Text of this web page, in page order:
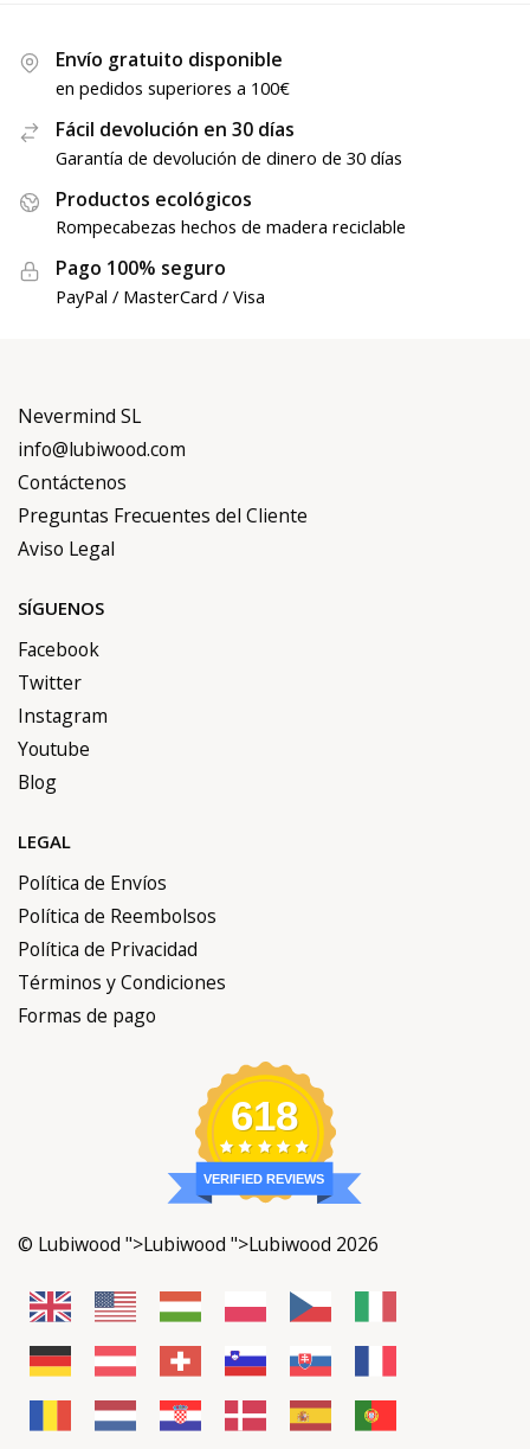
Envío gratuito disponible
en pedidos superiores a 100€
Fácil devolución en 30 días
Garantía de devolución de dinero de 30 días
Productos ecológicos
Rompecabezas hechos de madera reciclable
Pago 100% seguro
PayPal / MasterCard / Visa
Nevermind SL
info@lubiwood.com
Contáctenos
Preguntas Frecuentes del Cliente
SÍGUENOS
Facebook
Twitter
Instagram
Youtube
LEGAL
Política de Envíos
Política de Reembolsos
Política de Privacidad
Términos y Condiciones
618